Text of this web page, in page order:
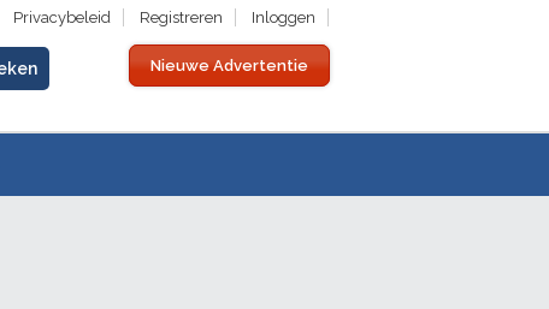
Privacybeleid Registreren Inloggen
Nieuwe Advertentie